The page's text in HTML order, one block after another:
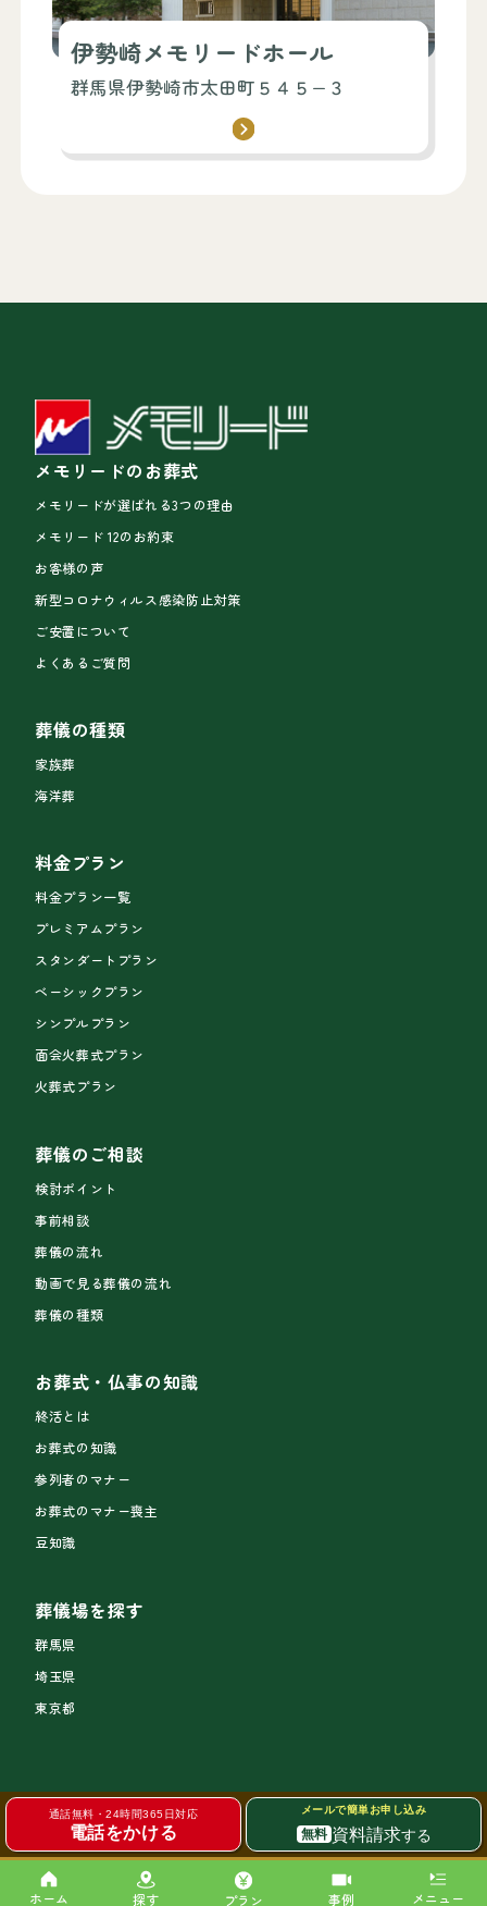
通話無料・24時間365日対応
電話をかける
メールで簡単お申し込み
無料 資料請求する
ホーム 探す プラン 事例 メニュー
伊勢崎メモリードホール
群馬県伊勢崎市太田町５４５−３
メモリードのお葬式
メモリードが選ばれる3つの理由
メモリード 12のお約束
お客様の声
新型コロナウィルス感染防止対策
ご安置について
よくあるご質問
葬儀の種類
家族葬
海洋葬
料金プラン
料金プラン一覧
プレミアムプラン
スタンダートプラン
ベーシックプラン
シンプルプラン
面会火葬式プラン
火葬式プラン
葬儀のご相談
検討ポイント
事前相談
葬儀の流れ
動画で見る葬儀の流れ
葬儀の種類
お葬式・仏事の知識
終活とは
お葬式の知識
参列者のマナー
お葬式のマナー喪主
豆知識
葬儀場を探す
群馬県
埼玉県
東京都
サイトトップ
個人情報の取り扱い
© 2026 MEMOLEAD GROUP Corporation. All Rights Reserved.